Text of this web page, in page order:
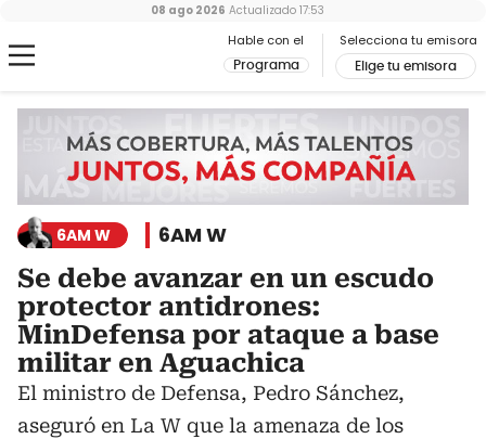
Hable con el
Programa
Selecciona tu emisora
Elige tu emisora
08 ago 2026 Actualizado 17:53
6AM W 6AM W
Se debe avanzar en un escudo
protector antidrones:
MinDefensa por ataque a base
militar en Aguachica
El ministro de Defensa, Pedro Sánchez,
aseguró en La W que la amenaza de los